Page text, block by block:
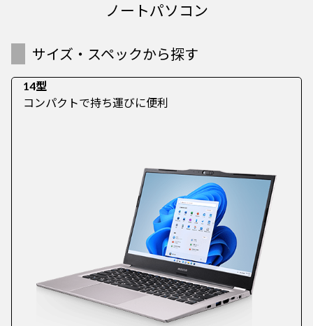
ノートパソコン
サイズ・スペックから探す
14型
コンパクトで持ち運びに便利